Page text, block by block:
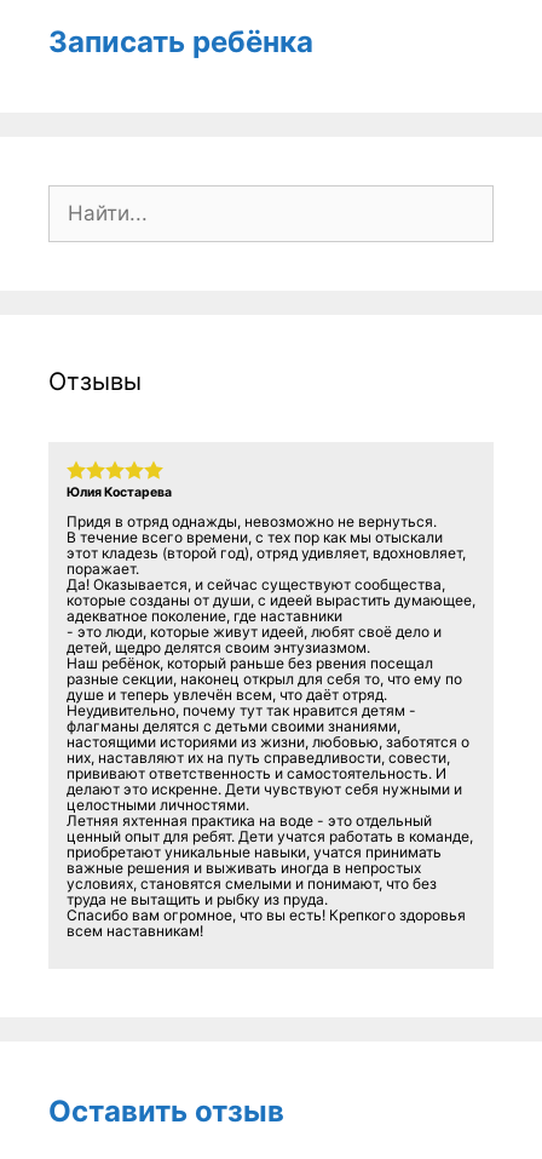
Записать ребёнка
Отзывы
Юлия Костарева
Придя в отряд однажды, невозможно не вернуться.
В течение всего времени, с тех пор как мы отыскали
этот кладезь (второй год), отряд удивляет, вдохновляет,
поражает.
Да! Оказывается, и сейчас существуют сообщества,
которые созданы от души, с идеей вырастить думающее,
адекватное поколение, где наставники
- это люди, которые живут идеей, любят своё дело и
детей, щедро делятся своим энтузиазмом.
Наш ребёнок, который раньше без рвения посещал
разные секции, наконец открыл для себя то, что ему по
душе и теперь увлечён всем, что даёт отряд.
Неудивительно, почему тут так нравится детям -
флагманы делятся с детьми своими знаниями,
настоящими историями из жизни, любовью, заботятся о
них, наставляют их на путь справедливости, совести,
прививают ответственность и самостоятельность. И
делают это искренне. Дети чувствуют себя нужными и
целостными личностями.
Летняя яхтенная практика на воде - это отдельный
ценный опыт для ребят. Дети учатся работать в команде,
приобретают уникальные навыки, учатся принимать
важные решения и выживать иногда в непростых
условиях, становятся смелыми и понимают, что без
труда не вытащить и рыбку из пруда.
Спасибо вам огромное, что вы есть! Крепкого здоровья
всем наставникам!
Оставить отзыв